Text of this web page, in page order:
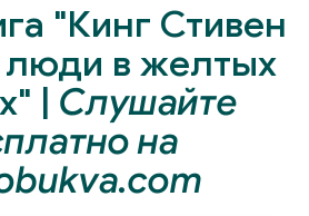
"Кинг Стивен
люди в желтых
| Слушайте
на